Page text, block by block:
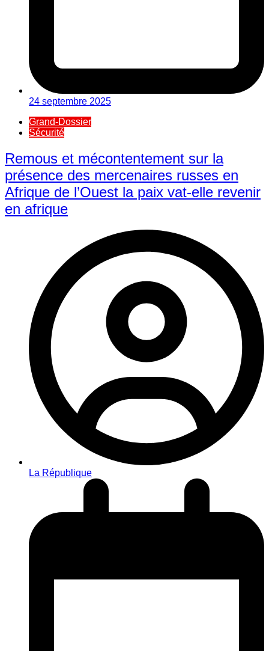
24 septembre 2025
Grand-Dossier
Sécurité
Remous et mécontentement sur la
présence des mercenaires russes en
Afrique de l’Ouest la paix vat-elle revenir
en afrique
La République